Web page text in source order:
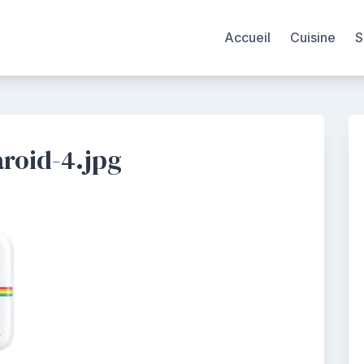
Accueil Cuisine
4.jpg